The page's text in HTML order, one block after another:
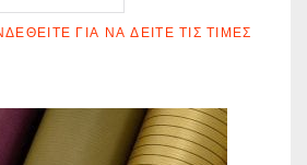
ΓΙΑ ΝΑ ΔΕΊΤΕ ΤΙΣ ΤΙΜΈΣ